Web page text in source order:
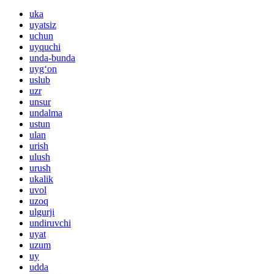
uka
uyatsiz
uchun
uyquchi
unda-bunda
uyg‘on
uslub
uzr
unsur
undalma
ustun
ulan
urish
ulush
urush
ukalik
uvol
uzoq
ulgurji
undiruvchi
uyat
uzum
uy
udda